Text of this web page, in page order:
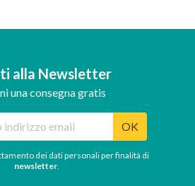
alla Newsletter
una consegna gratis
OK
dei dati personali per finalità di
newsletter